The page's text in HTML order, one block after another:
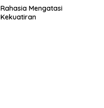
Rahasia Mengatasi
Kekuatiran